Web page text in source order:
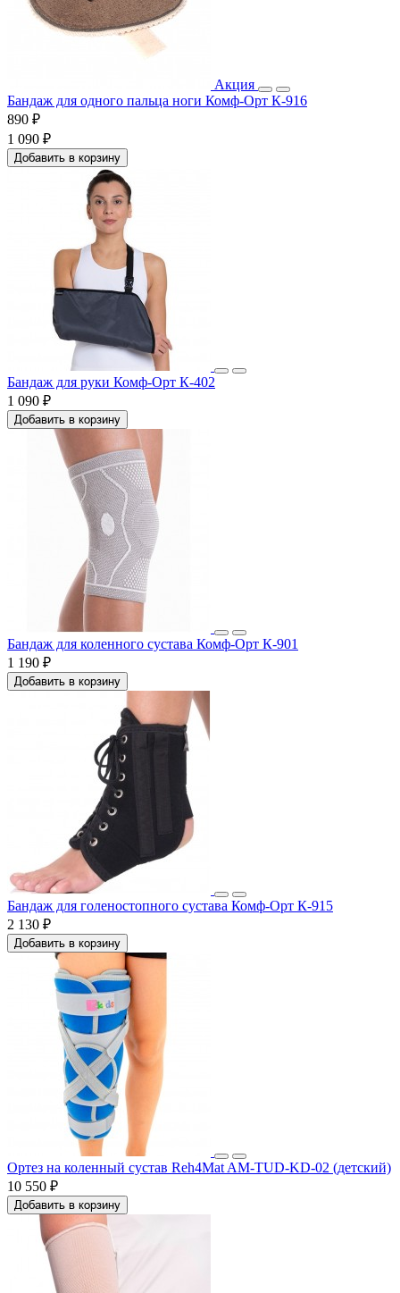
Акция
Бандаж для одного пальца ноги Комф-Орт К-916
890 ₽
1 090 ₽
Добавить в корзину
Бандаж для руки Комф-Орт К-402
1 090 ₽
Добавить в корзину
Бандаж для коленного сустава Комф-Орт К-901
1 190 ₽
Добавить в корзину
Бандаж для голеностопного сустава Комф-Орт К-915
2 130 ₽
Добавить в корзину
Ортез на коленный сустав Reh4Mat AM-TUD-KD-02 (детский)
10 550 ₽
Добавить в корзину